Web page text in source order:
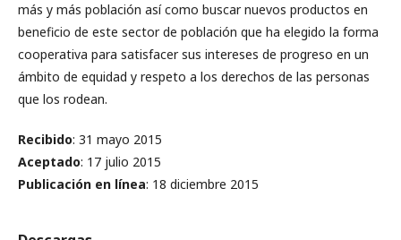
más y más población así como buscar nuevos productos en
beneficio de este sector de población que ha elegido la forma
cooperativa para satisfacer sus intereses de progreso en un
ámbito de equidad y respeto a los derechos de las personas
que los rodean.
Recibido: 31 mayo 2015
Aceptado: 17 julio 2015
Publicación en línea: 18 diciembre 2015